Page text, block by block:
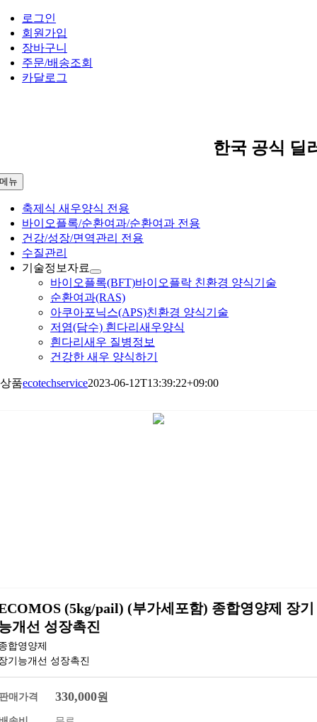
로그인
회원가입
장바구니
주문/배송조회
카달로그
한국 공식 딜
메뉴
축제식 새우양식 전용
바이오플록/순환여과/순환여과 전용
건강/성장/면역관리 전용
수질관리
기술정보자료
바이오플록(BFT)바이오플락 친환경 양식기술
순환여과(RAS)
아쿠아포닉스(APS)친환경 양식기술
저염(담수) 흰다리새우양식
흰다리새우 질병정보
건강한 새우 양식하기
상품ecotechservice2023-06-12T13:39:22+09:00
(5kg/pail) (부가세포함) 종합영양제 장기
개선 성장촉진
합영양제
기능개선 성장촉진
매가격 330,000원